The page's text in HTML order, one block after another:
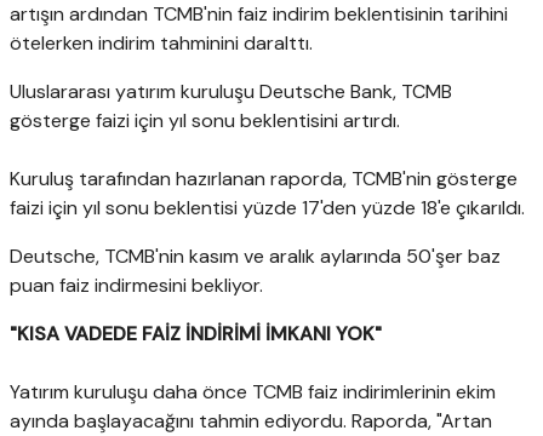
artışın ardından TCMB'nin faiz indirim beklentisinin tarihini
ötelerken indirim tahminini daralttı.
Uluslararası yatırım kuruluşu Deutsche Bank, TCMB
gösterge faizi için yıl sonu beklentisini artırdı.
Kuruluş tarafından hazırlanan raporda, TCMB'nin gösterge
faizi için yıl sonu beklentisi yüzde 17'den yüzde 18'e çıkarıldı.
Deutsche, TCMB'nin kasım ve aralık aylarında 50'şer baz
puan faiz indirmesini bekliyor.
"KISA VADEDE FAİZ İNDİRİMİ İMKANI YOK"
Yatırım kuruluşu daha önce TCMB faiz indirimlerinin ekim
ayında başlayacağını tahmin ediyordu. Raporda, "Artan